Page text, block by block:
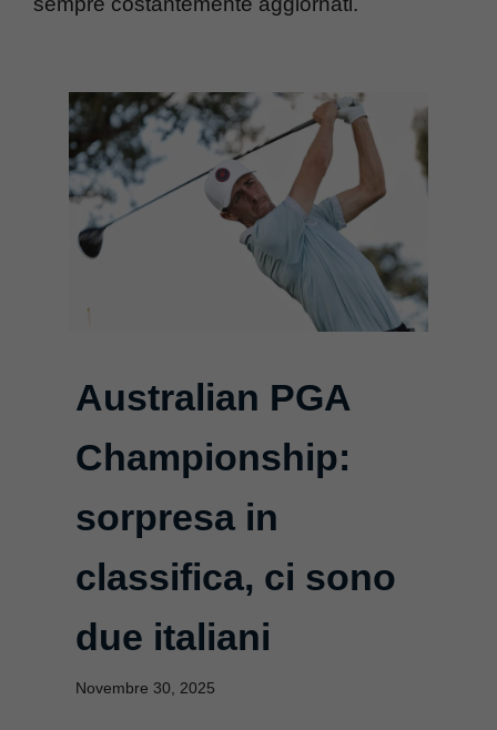
Australian PGA
Championship:
sorpresa in
classifica, ci sono
due italiani
Novembre 30, 2025